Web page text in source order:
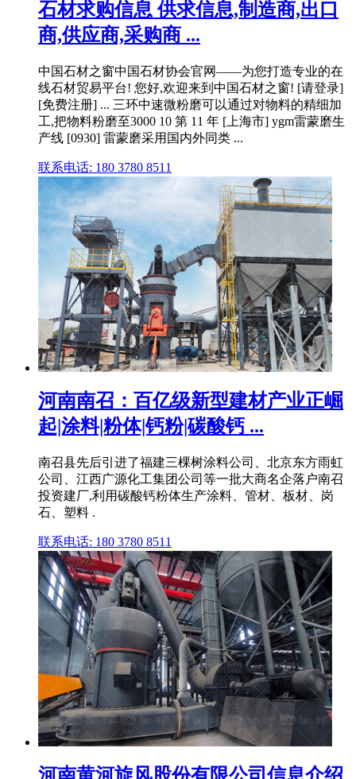
石材求购信息 供求信息,制造商,出口
商,供应商,采购商 ...
中国石材之窗中国石材协会官网——为您打造专业的在
线石材贸易平台! 您好,欢迎来到中国石材之窗! [请登录]
[免费注册] ... 三环中速微粉磨可以通过对物料的精细加
工,把物料粉磨至3000 10 第 11 年 [上海市] ygm雷蒙磨生
产线 [0930] 雷蒙磨采用国内外同类 ...
联系电话: 180 3780 8511
河南南召：百亿级新型建材产业正崛
起|涂料|粉体|钙粉|碳酸钙 ...
南召县先后引进了福建三棵树涂料公司、北京东方雨虹
公司、江西广源化工集团公司等一批大商名企落户南召
投资建厂,利用碳酸钙粉体生产涂料、管材、板材、岗
石、塑料 .
联系电话: 180 3780 8511
河南黄河旋风股份有限公司信息介绍